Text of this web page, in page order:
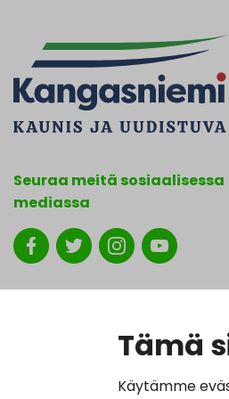
Tämä
Käytämme
Seuraa meitä sosiaalisessa
mediassa